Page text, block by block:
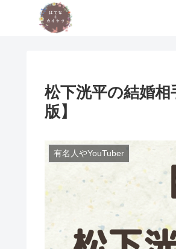
松下洸平の結婚
版】
有名人やYouTuber